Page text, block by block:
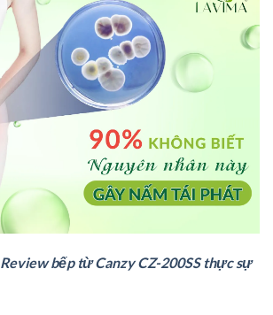
Review bếp từ Canzy CZ-200SS thực sự